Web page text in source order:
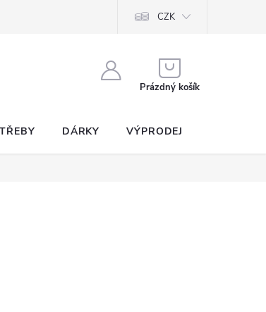
CZK
KOŠÍK
Prázdný košík
DÁRKY VÝPRODEJ